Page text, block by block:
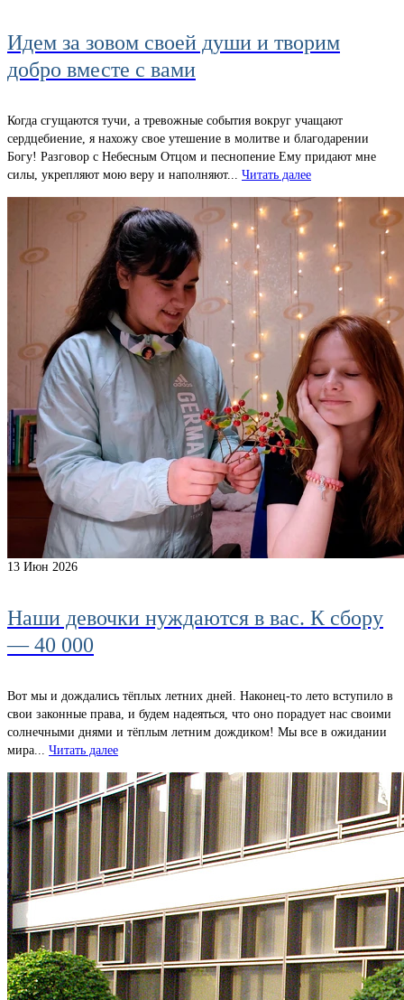
Идем за зовом своей души и творим
добро вместе с вами
Когда сгущаются тучи, а тревожные события вокруг учащают
сердцебиение, я нахожу свое утешение в молитве и благодарении
Богу! Разговор с Небесным Отцом и песнопение Ему придают мне
силы, укрепляют мою веру и наполняют... Читать далее
13 Июн 2026
Наши девочки нуждаются в вас. К сбору
— 40 000
Вот мы и дождались тёплых летних дней. Наконец-то лето вступило в
свои законные права, и будем надеяться, что оно порадует нас своими
солнечными днями и тёплым летним дождиком! Мы все в ожидании
мира... Читать далее